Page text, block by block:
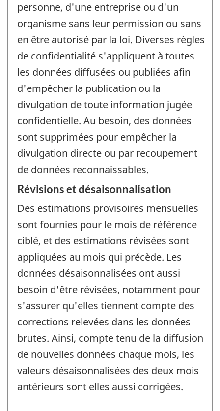
personne, d'une entreprise ou d'un
organisme sans leur permission ou sans
en être autorisé par la loi. Diverses règles
de confidentialité s'appliquent à toutes
les données diffusées ou publiées afin
d'empêcher la publication ou la
divulgation de toute information jugée
confidentielle. Au besoin, des données
sont supprimées pour empêcher la
divulgation directe ou par recoupement
de données reconnaissables.
Révisions et désaisonnalisation
Des estimations provisoires mensuelles
sont fournies pour le mois de référence
ciblé, et des estimations révisées sont
appliquées au mois qui précède. Les
données désaisonnalisées ont aussi
besoin d'être révisées, notamment pour
s'assurer qu'elles tiennent compte des
corrections relevées dans les données
brutes. Ainsi, compte tenu de la diffusion
de nouvelles données chaque mois, les
valeurs désaisonnalisées des deux mois
antérieurs sont elles aussi corrigées.